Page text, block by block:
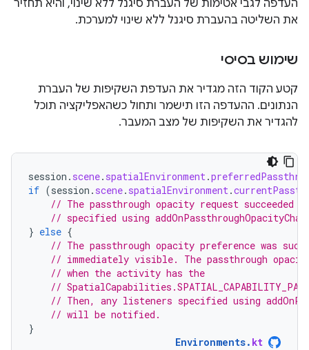
העדפה לגבי אטימות של העברת סיגנל ללא שינוי, והיא תחזיר
את השליטה בהעברת סיגנל ללא שינוי למערכת.
שימוש בסיסי
קטע הקוד הזה מגדיר את העדפת השקיפות של העברת
הנתונים. ההעדפה הזו תישמר ותחול כשהאפליקציה תוכל
להגדיר את השקיפות של מצב המעבר.
session . scene. spatialEnvironment.
if (session . scene. spatialEnvironment.
// The passthrough opacity request succeeded
// specified using
} else {
// The passthrough opacity preference was
// immediately visible. The passthrough
// when the activity has the
//
// Then, any listeners specified using
// will be notified.
}
Environments. kt